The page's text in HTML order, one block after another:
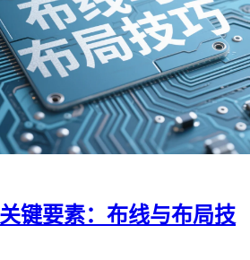
键要素：布线与布局技